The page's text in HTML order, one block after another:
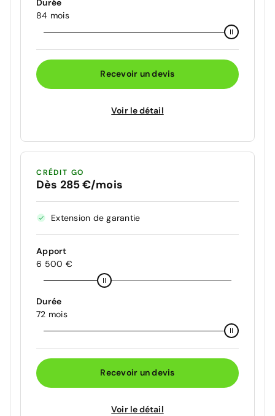
Durée
84 mois
Recevoir un devis
Voir le détail
CRÉDIT GO
Dès 285 €/mois
Extension de garantie
Apport
6 500 €
Durée
72 mois
Recevoir un devis
Voir le détail